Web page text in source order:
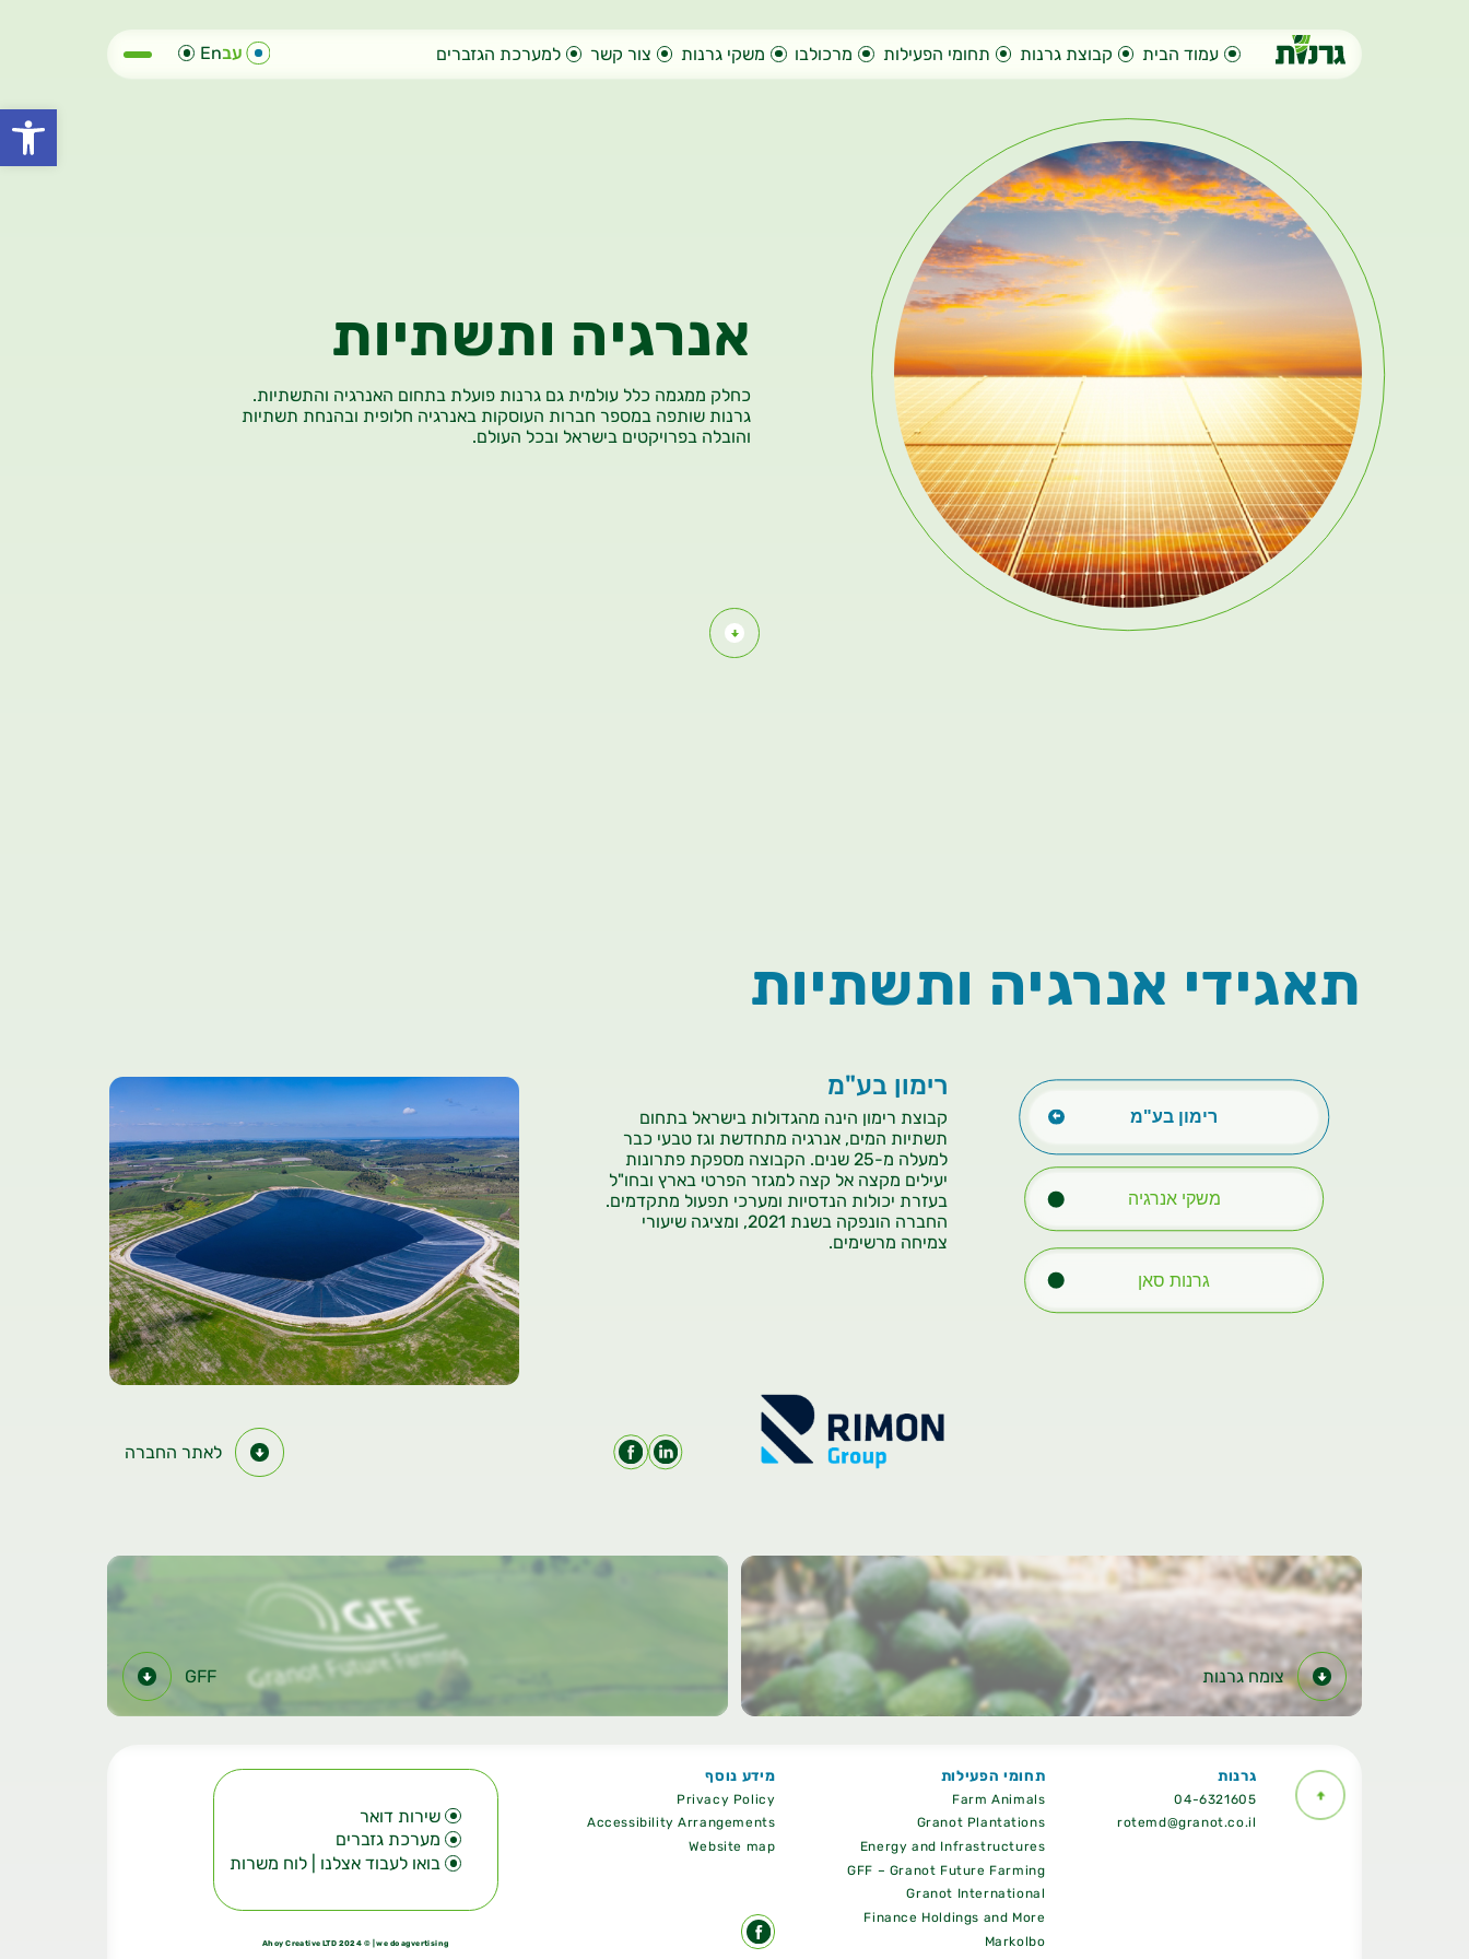
פתח
עמוד הבית קבוצת גרנות תחומי הפעילות מרכולבו משקי גרנות צור קשר למערכת הגזברים עבEn
אנרגיה ותשתיות
כחלק ממגמה כלל עולמית גם גרנות פועלת בתחום האנרגיה והתשתיות.
גרנות שותפה במספר חברות העוסקות באנרגיה חלופית ובהנחת תשתיות
והובלה בפרויקטים בישראל ובכל העולם.
תאגידי אנרגיה ותשתיות
רימון בע"מ
משקי אנרגיה
גרנות סאן
רימון בע"מ
קבוצת רימון הינה מהגדולות בישראל בתחום
תשתיות המים, אנרגיה מתחדשת וגז טבעי כבר
למעלה מ-25 שנים. הקבוצה מספקת פתרונות
יעילים מקצה אל קצה למגזר הפרטי בארץ ובחו"ל
בעזרת יכולות הנדסיות ומערכי תפעול מתקדמים.​
החברה הונפקה בשנת 2021, ומציגה שיעורי
צמיחה מרשימים.​
לאתר החברה
צומח גרנות GFF
גרנות
04-6321605
rotemd@granot.co.il
תחומי הפעילות
Farm Animals
Granot Plantations
Energy and Infrastructures
GFF – Granot Future Farming
Granot International
Finance Holdings and More
Markolbo
מידע נוסף
Privacy Policy
Accessibility Arrangements
Website map
שירות דואר
מערכת גזברים
בואו לעבוד אצלנו | לוח משרות
we do agvertising
| © Ahoy Creative LTD 2024